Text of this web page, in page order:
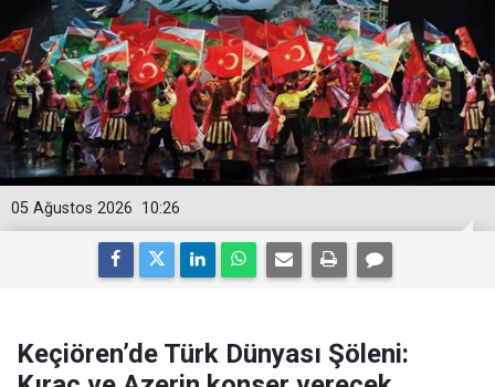
10:26
05 Ağustos 2026
Keçiören’de Türk Dünyası Şöleni: